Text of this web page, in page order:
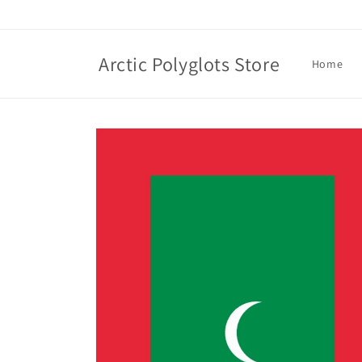
Arctic Polyglots Store Home
Skip to